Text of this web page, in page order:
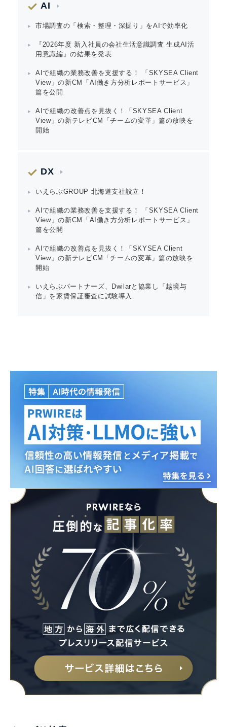
AI
市場調査の「検索・整理・深掘り」をAIで効率化
『2026年度 新入社員の会社生活意識調査 生成AI活
用意識編』の結果を発表
AIで組織の業務改善を支援する！ 「SKYSEA Client
View」の新CM「AI働き方分析レポートサービス」
篇を公開
AIで組織の改善点を見抜く！「SKYSEA Client
View」の新テレビCM「チームの変革」篇の放映を
開始
DX
いえらぶGROUP 北海道支社設立！
AIで組織の業務改善を支援する！ 「SKYSEA Client
View」の新CM「AI働き方分析レポートサービス」
篇を公開
AIで組織の改善点を見抜く！「SKYSEA Client
View」の新テレビCM「チームの変革」篇の放映を
開始
いえらぶパートナーズ、Dwilarと協業し「越境与
信」を家賃保証審査に試験導入